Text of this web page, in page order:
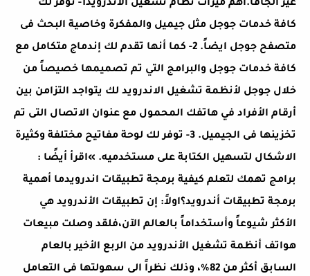
غير الجافا.أهم ميزات نظام تشغيل الأندرويد1- توفر لك
كافة خدمات جوجل مثل جيميل والمفكرة وخاصية البحث فى
متصفح جوجل ايضاً. 2- كما أنها تقدم لك إندماج متكامل مع
كافة خدمات جوجل والبرامج التي تم تصميمها خصيصاً من
خلال جوجل لأنظمة تشغيل الاندرويد لك يتواجد التزامن بين
أرقام الأفراد في هاتفك المحمول مع عنوان الاتصال التى تم
تخزينها فى الجيميل. 3- توفر لك لوحة مفاتيح مختلفة وكثيرة
الاشكال لتسهيل الكتابة على مستخدميه. »اقرأ أيضًا :
برامج تهمك لتعلم كيفية برمجة تطبيقات اندرويدما أهمية
برمجة تطبيقات أندرويد؟اولاً: إن تطبيقات الأندرويد هي
الأكثر شيوعاً وأستخداماً بالعالم الآن،فلقد وصلت مبيعات
هواتف أنظمة تشغيل الأندرويد من الربع الأخير بالعام
السابق أكثر من 82%، وذلك نظراً الى سهولتها فى التعامل